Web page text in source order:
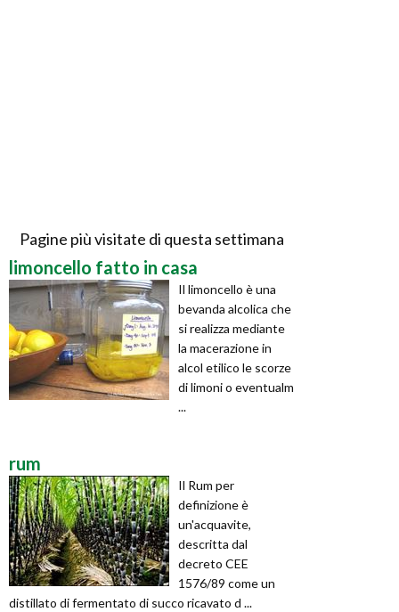
Pagine più visitate di questa settimana
limoncello fatto in casa
Il limoncello è una
bevanda alcolica che
si realizza mediante
la macerazione in
alcol etilico le scorze
di limoni o eventualm
...
rum
Il Rum per
definizione è
un'acquavite,
descritta dal
decreto CEE
1576/89 come un
distillato di fermentato di succo ricavato d ...